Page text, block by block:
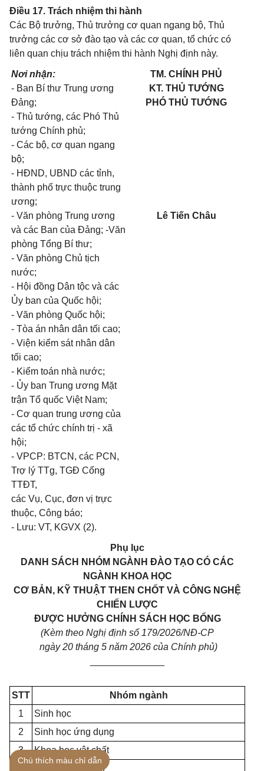
Điều 17. Trách nhiệm thi hành
Các Bộ trưởng, Thủ trưởng cơ quan ngang bộ, Thủ
trưởng các cơ sở đào tạo và các cơ quan, tổ chức có
liên quan chịu trách nhiệm thi hành Nghị định này.
Nơi nhận:
- Ban Bí thư Trung ương
Đảng;
- Thủ tướng, các Phó Thủ
tướng Chính phủ;
- Các bộ, cơ quan ngang
bộ;
- HĐND, UBND các tỉnh,
thành phố trực thuộc trung
ương;
- Văn phòng Trung ương
và các Ban của Đảng; -Văn
phòng Tổng Bí thư;
- Văn phòng Chủ tịch
nước;
- Hội đồng Dân tộc và các
Ủy ban của Quốc hội;
- Văn phòng Quốc hội;
- Tòa án nhân dân tối cao;
- Viện kiểm sát nhân dân
tối cao;
- Kiểm toán nhà nước;
- Ủy ban Trung ương Mặt
trận Tổ quốc Việt Nam;
- Cơ quan trung ương của
các tổ chức chính trị - xã
hội;
- VPCP: BTCN, các PCN,
Trợ lý TTg, TGĐ Cổng
TTĐT,
các Vụ, Cục, đơn vị trực
thuộc, Công báo;
- Lưu: VT, KGVX (2).
TM. CHÍNH PHỦ
KT. THỦ TƯỚNG
PHÓ THỦ TƯỚNG
Lê Tiến Châu
Phụ lục
DANH SÁCH NHÓM NGÀNH ĐÀO TẠO CÓ CÁC
NGÀNH KHOA HỌC
CƠ BẢN, KỸ THUẬT THEN CHỐT VÀ CÔNG NGHỆ
CHIẾN LƯỢC
ĐƯỢC HƯỞNG CHÍNH SÁCH HỌC BỔNG
(Kèm theo Nghị định số 179/2026/NĐ-CP
ngày 20 tháng 5 năm 2026 của Chính phủ)
STT
Nhóm ngành
1
Sinh học
2
Sinh học ứng dụng
3
Khoa học vật chất
Khoa học trái đất
Chú thích màu chỉ dẫn